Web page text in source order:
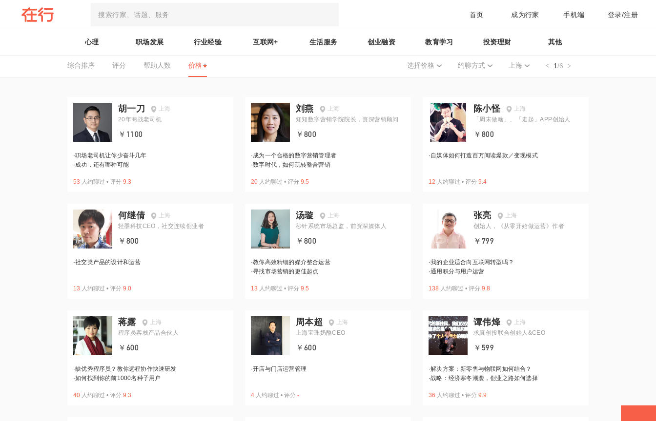
首页 成为行家 手机端 登录/注册
心理 职场发展 行业经验 互联网+ 生活服务 创业融资 教育学习 投资理财 其他
综合排序 评分 帮助人数 价格 选择价格 约聊方式 上海 1/6
胡一刀
上海
20年商战老司机
￥1100
·职场老司机让你少奋斗几年
·成功，还有哪种可能
53 人约聊过 • 评分 9.3
刘燕
上海
知知数字营销学院院长，资深营销顾问
￥800
·成为一个合格的数字营销管理者
·数字时代，如何玩转整合营销
20 人约聊过 • 评分 9.5
陈小怪
上海
「周末做啥」、「走起」APP创始人
￥800
·自媒体如何打造百万阅读爆款／变现模式
12 人约聊过 • 评分 9.4
何继倩
上海
轻墨科技CEO，社交连续创业者
￥800
·社交类产品的设计和运营
13 人约聊过 • 评分 9.0
汤璇
上海
秒针系统市场总监，前资深媒体人
￥800
·教你高效精细的媒介整合运营
·寻找市场营销的更佳起点
13 人约聊过 • 评分 9.5
张亮
上海
创始人，《从零开始做运营》作者
￥799
·我的企业适合向互联网转型吗？
·通用积分与用户运营
138 人约聊过 • 评分 9.8
蒋露
上海
程序员客栈产品合伙人
￥600
·缺优秀程序员？教你远程协作快速研发
·如何找到你的前1000名种子用户
40 人约聊过 • 评分 9.3
周本超
上海
上海宝珠奶酪CEO
￥600
·开店与门店运营管理
4 人约聊过 • 评分 -
谭伟烽
上海
求真创投联合创始人&CEO
￥599
·解决方案：新零售与物联网如何结合？
·战略：经济寒冬潮袭，创业之路如何选择
36 人约聊过 • 评分 9.9